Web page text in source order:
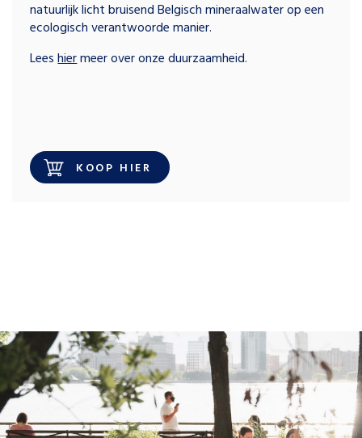
natuurlijk licht bruisend Belgisch mineraalwater op een
ecologisch verantwoorde manier.
Leeshiermeer over onze duurzaamheid.
KOOP HIER